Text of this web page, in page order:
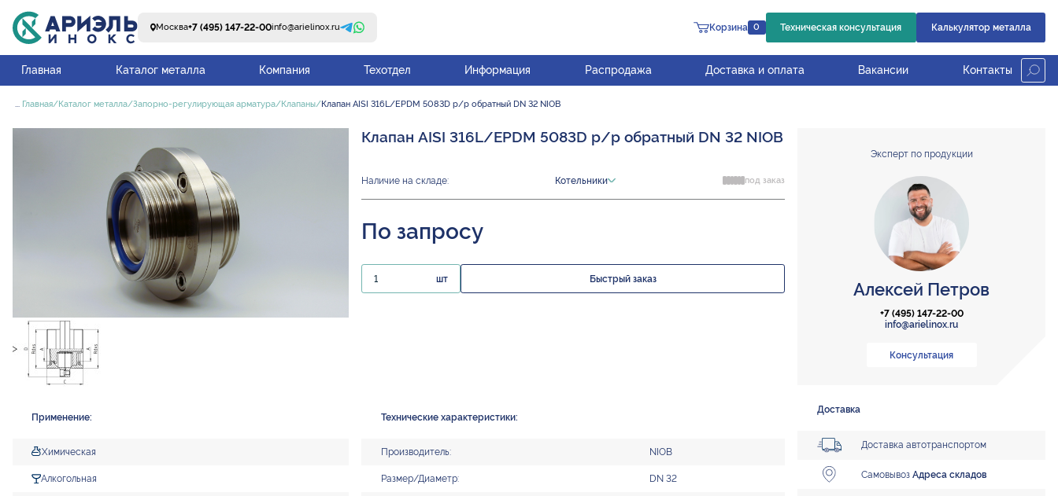
Москва+7 (495) 147-22-00info@arielinox.ru Корзина 0 Техническая консультация Калькулятор металла
Главная Каталог металла Компания Техотдел Информация Распродажа Доставка и оплата Вакансии Контакты
... Главная Каталог металла Запорно-регулирующая арматура Клапаны Клапан AISI 316L/EPDM 5083D р/р обратный DN 32 NIOB
Клапан AISI 316L/EPDM 5083D р/р обратный DN 32 NIOB
Наличие на складе: Котельники под заказ
По запросу
шт Быстрый заказ
Применение:
Химическая
Алкогольная
Технические характеристики:
Производитель: NIOB
Размер/Диаметр: DN 32
Эксперт по продукции
Алексей Петров
+7 (495) 147-22-00
info@arielinox.ru
Консультация
Доставка
Доставка автотранспортом
СамовывозАдреса складов